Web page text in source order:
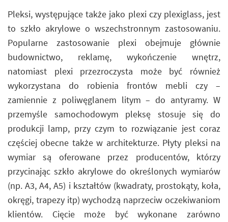
Pleksi, występujące także jako plexi czy plexiglass, jest
to szkło akrylowe o wszechstronnym zastosowaniu.
Popularne zastosowanie plexi obejmuje głównie
budownictwo, reklamę, wykończenie wnętrz,
natomiast plexi przezroczysta może być również
wykorzystana do robienia frontów mebli czy –
zamiennie z poliwęglanem litym – do antyramy. W
przemyśle samochodowym pleksę stosuje się do
produkcji lamp, przy czym to rozwiązanie jest coraz
częściej obecne także w architekturze. Płyty pleksi na
wymiar są oferowane przez producentów, którzy
przycinając szkło akrylowe do określonych wymiarów
(np. A3, A4, A5) i kształtów (kwadraty, prostokąty, koła,
okręgi, trapezy itp) wychodzą naprzeciw oczekiwaniom
klientów. Cięcie może być wykonane zarówno